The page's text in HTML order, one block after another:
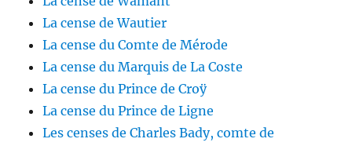
La cense de Wautier
La cense du Comte de Mérode
La cense du Marquis de La Coste
La cense du Prince de Croÿ
La cense du Prince de Ligne
Les censes de Charles Bady, comte de